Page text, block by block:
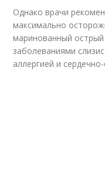
Однако врачи
максимально
маринованный
заболеваниями
аллергией и